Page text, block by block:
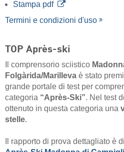
Stampa pdf
Termini e condizioni d'uso
TOP Après-ski
Il comprensorio sciistico
Folgàrida/​Marilleva è stato
grande portale di test per
categoria “Après-Ski”. Nel test
ottenuto in questa categoria una
stelle.
Il rapporto di prova dettagliato è